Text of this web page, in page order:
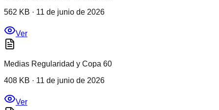
562 KB · 11 de junio de 2026
Ver
Medias Regularidad y Copa 60
408 KB · 11 de junio de 2026
Ver